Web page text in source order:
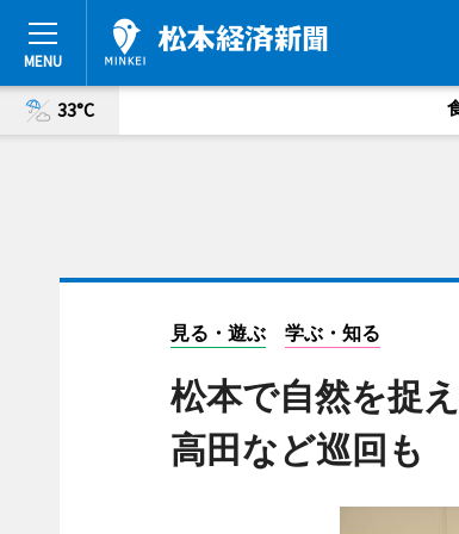
33°C
見る・遊ぶ 学ぶ・知る
松本で自然を捉
高田など巡回も